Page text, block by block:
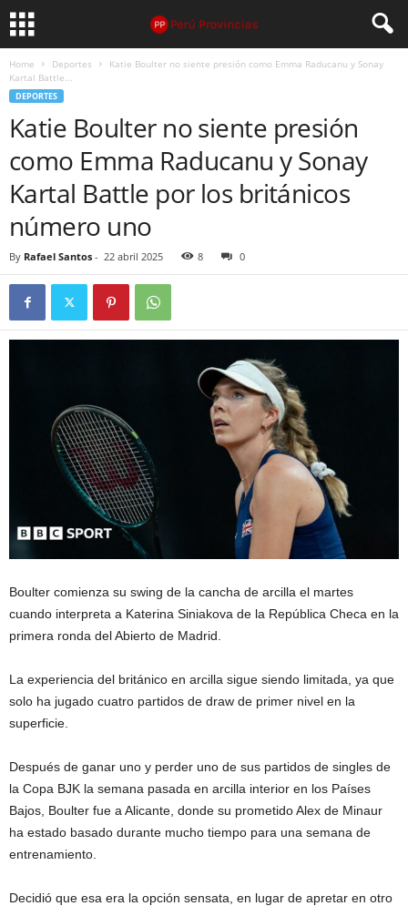
Home Deportes
Katie Boulter no siente presión como Emma Raducanu y Sonay
Kartal Battle...
DEPORTES
Katie Boulter no siente presión
como Emma Raducanu y Sonay
Kartal Battle por los británicos
número uno
By Rafael Santos - 22 abril 2025 8 0
Boulter comienza su swing de la cancha de arcilla el martes
cuando interpreta a Katerina Siniakova de la República Checa en la
primera ronda del Abierto de Madrid.
La experiencia del británico en arcilla sigue siendo limitada, ya que
solo ha jugado cuatro partidos de draw de primer nivel en la
superficie.
Después de ganar uno y perder uno de sus partidos de singles de
la Copa BJK la semana pasada en arcilla interior en los Países
Bajos, Boulter fue a Alicante, donde su prometido Alex de Minaur
ha estado basado durante mucho tiempo para una semana de
entrenamiento.
Decidió que esa era la opción sensata, en lugar de apretar en otro